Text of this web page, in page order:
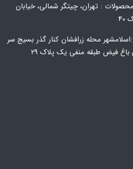
: تهران، چیتگر شمالی، خیابان
محله زرافشان کنار گذر بسیج سر
فیض طبقه منفی یک پلاک ۲۹